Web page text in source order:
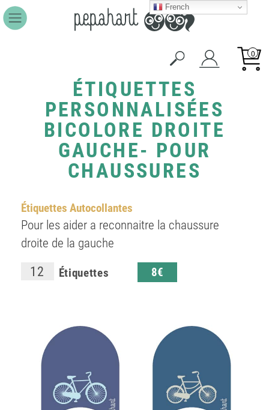
0
ÉTIQUETTES
PERSONNALISÉES
BICOLORE DROITE
GAUCHE- POUR
CHAUSSURES
Étiquettes Autocollantes
Pour les aider a reconnaitre la chaussure
droite de la gauche
12 Étiquettes 8€
French